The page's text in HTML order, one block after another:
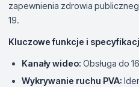
zapewnienia zdrowia
19.
Kluczowe funkcje i
Kanały wideo: Obsługa do
Wykrywanie ruchu PVA: